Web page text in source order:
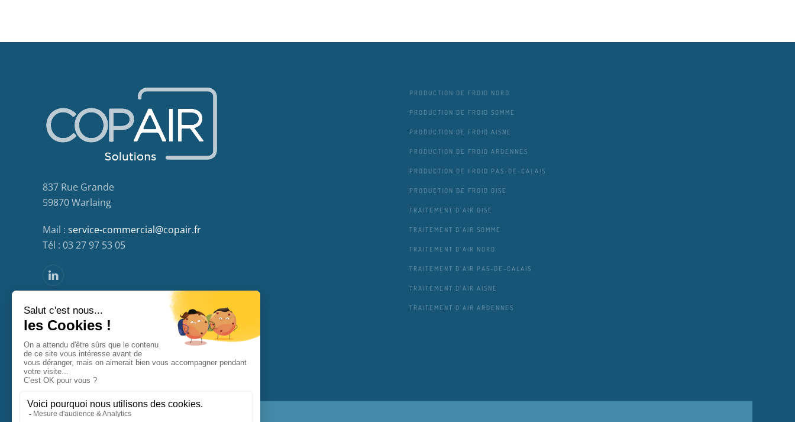
837 Rue Grande
59870 Warlaing
Mail : service-commercial@copair.fr
Tél : 03 27 97 53 05
PRODUCTION DE FROID NORD
PRODUCTION DE FROID SOMME
PRODUCTION DE FROID AISNE
PRODUCTION DE FROID ARDENNES
PRODUCTION DE FROID PAS-DE-CALAIS
PRODUCTION DE FROID OISE
TRAITEMENT D'AIR OISE
TRAITEMENT D'AIR SOMME
TRAITEMENT D'AIR NORD
TRAITEMENT D'AIR PAS-DE-CALAIS
TRAITEMENT D'AIR AISNE
TRAITEMENT D'AIR ARDENNES